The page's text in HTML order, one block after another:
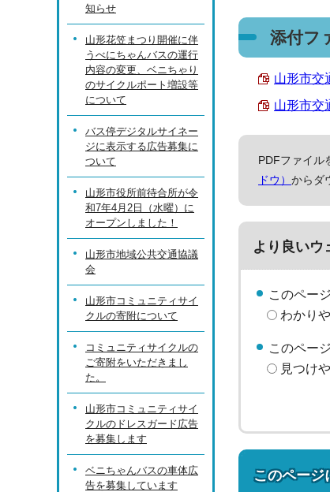
添付フ
山形市交
山形市交
PDFファイル
ドウ） からダ
より良いウ
このペー
わかり
このペー
見つけ
このページ
知らせ
山形花笠まつり開催に伴
うべにちゃんバスの運行
内容の変更、ベニちゃり
のサイクルポート増設等
について
バス停デジタルサイネー
ジに表示する広告募集に
ついて
山形市役所前待合所が令
和7年4月2日（水曜）に
オープンしました！
山形市地域公共交通協議
会
山形市コミュニティサイ
クルの寄附について
コミュニティサイクルの
ご寄附をいただきまし
た。
山形市コミュニティサイ
クルのドレスガード広告
を募集します
ベニちゃんバスの車体広
告を募集しています